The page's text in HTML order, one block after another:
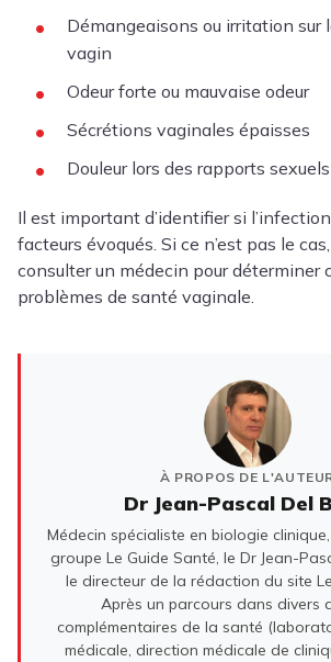
Démangeaisons ou irritation sur
vagin
Odeur forte ou mauvaise odeur
Sécrétions vaginales épaisses
Douleur lors des rapports
Il est important d’identifier si l’infection
facteurs évoqués. Si ce n’est pas le
consulter un médecin pour déterminer
problèmes de santé vaginale.
À PROPOS DE
Dr Jean-Pascal Del
Médecin spécialiste en biologie
groupe Le Guide Santé, le Dr Jean-
le directeur de la rédaction du site
Après un parcours dans divers
complémentaires de la santé
médicale, direction médicale de